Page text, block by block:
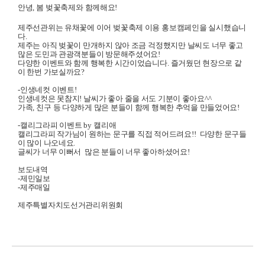
안녕, 봄 벚꽃축제와 함께해요!
제주선관위는 유채꽃에 이어 벚꽃축제 이용 홍보캠페인을 실시했습니
다.
제주는 아직 벚꽃이 만개하지 않아 조금 걱정했지만 날씨도 너무 좋고
많은 도민과 관광객분들이 방문해주셨어요!
다양한 이벤트와 함께 행복한 시간이었습니다. 즐거웠던 현장으로 같
이 한번 가보실까요?
-인생네컷 이벤트!
인생네컷은 못참지! 날씨가 좋아 줄을 서도 기분이 좋아요^^
가족, 친구 등 다양하게 많은 분들이 함께 행복한 추억을 만들었어요!
-캘리그라피 이벤트by 캘리애
캘리그라피 작가님이 원하는 문구를 직접 적어드려요!! 다양한 문구들
이 많이 나오네요.
글씨가 너무 이뻐서 많은 분들이 너무 좋아하셨어요!
보도내역
-제민일보
-제주매일
제주특별자치도선거관리위원회